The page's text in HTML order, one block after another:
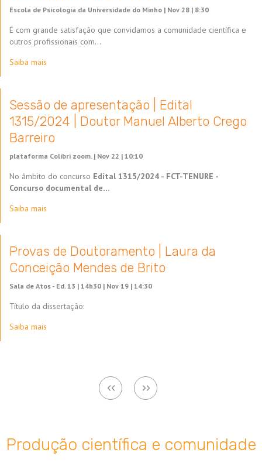
Escola de Psicologia da Universidade do Minho | Nov 28 | 8:30
É com grande satisfação que convidamos a comunidade científica e
outros profissionais com…
Saiba mais
Sessão de apresentação | Edital
1315/2024 | Doutor Manuel Alberto Crego
Barreiro
plataforma Colibri zoom. | Nov 22 | 10:10
No âmbito do concurso Edital 1315/2024 - FCT-TENURE -
Concurso documental de…
Saiba mais
Provas de Doutoramento | Laura da
Conceição Mendes de Brito
Sala de Atos - Ed. 13 | 14h30 | Nov 19 | 14:30
Título da dissertação:
Saiba mais
Página
anterior
‹‹
Próxima
página
››
Produção científica e comunidade